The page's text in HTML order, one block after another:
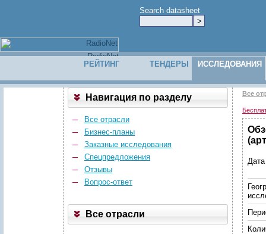
Search datasheet
РЕЙТИНГ ТЕНДЕРЫ ИССЛЕДОВАНИЯ
Навигация по разделу
Все отрасли
Бизнес-планы
Заказные исследования
Спецпредложения
Отзывы
Вопрос-ответ
Все отрасли
Все